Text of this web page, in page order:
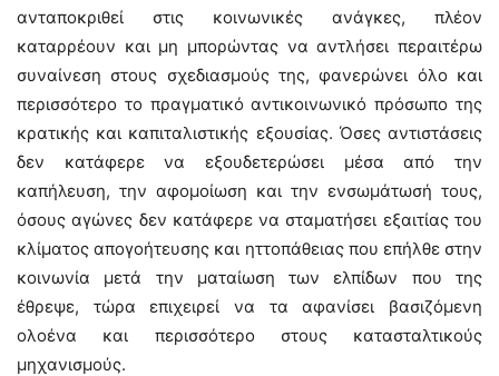
ανταποκριθεί στις κοινωνικές ανάγκες, πλέον
καταρρέουν και μη μπορώντας να αντλήσει περαιτέρω
συναίνεση στους σχεδιασμούς της, φανερώνει όλο και
περισσότερο το πραγματικό αντικοινωνικό πρόσωπο της
κρατικής και καπιταλιστικής εξουσίας. Όσες αντιστάσεις
δεν κατάφερε να εξουδετερώσει μέσα από την
καπήλευση, την αφομοίωση και την ενσωμάτωσή τους,
όσους αγώνες δεν κατάφερε να σταματήσει εξαιτίας του
κλίματος απογοήτευσης και ηττοπάθειας που επήλθε στην
κοινωνία μετά την ματαίωση των ελπίδων που της
έθρεψε, τώρα επιχειρεί να τα αφανίσει βασιζόμενη
ολοένα και περισσότερο στους κατασταλτικούς
μηχανισμούς.